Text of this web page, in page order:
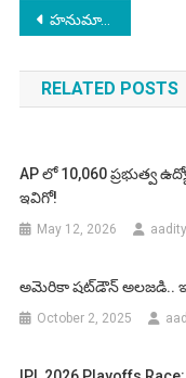
Post
navigation
హనుమాన్ 3D రీ-రిలీజ్: తెలుగు సినిమాలో మరో సాహసం
RELATED POSTS
AP లో 10,060 ప్రభుత్వ
ఇవిగో!
May 12, 2026
అమెరికా షట్‌డౌన్‌ అలజడి..
October 2, 2025